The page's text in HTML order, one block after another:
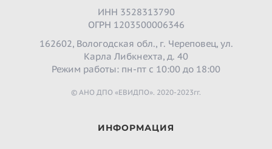
ИНН 3528313790
ОГРН 1203500006346
162602, Вологодская обл., г. Череповец, ул.
Карла Либкнехта, д. 40
Режим работы: пн-пт с 10:00 до 18:00
© АНО ДПО «ЕВИДПО». 2020-2023гг.
ИНФОРМАЦИЯ